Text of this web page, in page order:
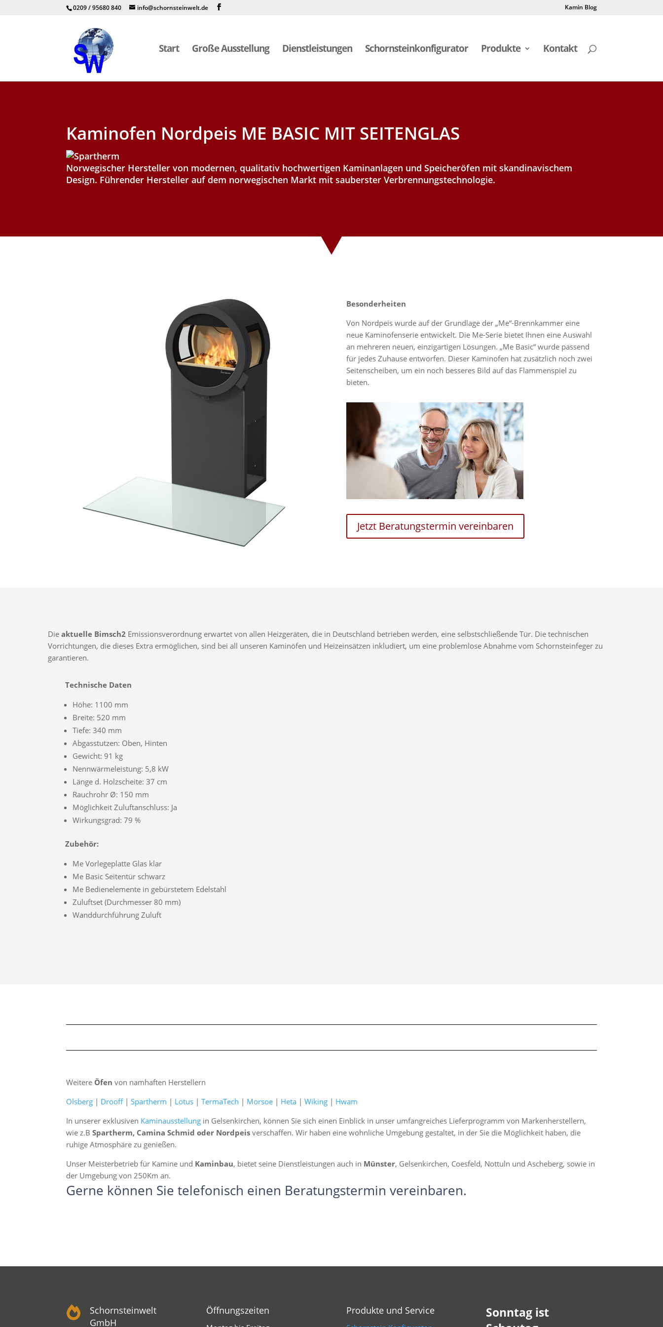
0209 / 95680 840 info@schornsteinwelt.de Kamin Blog
Start Große Ausstellung Dienstleistungen Schornsteinkonfigurator Produkte Kontakt
Kaminofen Nordpeis ME BASIC MIT SEITENGLAS
Norwegischer Hersteller von modernen, qualitativ hochwertigen Kaminanlagen und Speicheröfen mit skandinavischem
Design. Führender Hersteller auf dem norwegischen Markt mit sauberster Verbrennungstechnologie.
Besonderheiten
Von Nordpeis wurde auf der Grundlage der „Me“-Brennkammer eine
neue Kaminofenserie entwickelt. Die Me-Serie bietet Ihnen eine Auswahl
an mehreren neuen, einzigartigen Lösungen. „Me Basic“ wurde passend
für jedes Zuhause entworfen. Dieser Kaminofen hat zusätzlich noch zwei
Seitenscheiben, um ein noch besseres Bild auf das Flammenspiel zu
bieten.
Jetzt Beratungstermin vereinbaren
Die aktuelle Bimsch2 Emissionsverordnung erwartet von allen Heizgeräten, die in Deutschland betrieben werden, eine selbstschließende Tür. Die technischen
Vorrichtungen, die dieses Extra ermöglichen, sind bei all unseren Kaminöfen und Heizeinsätzen inkludiert, um eine problemlose Abnahme vom Schornsteinfeger zu
garantieren.
Technische Daten
Höhe: 1100 mm
Breite: 520 mm
Tiefe: 340 mm
Abgasstutzen: Oben, Hinten
Gewicht: 91 kg
Nennwärmeleistung: 5,8 kW
Länge d. Holzscheite: 37 cm
Rauchrohr Ø: 150 mm
Möglichkeit Zuluftanschluss: Ja
Wirkungsgrad: 79 %
Zubehör:
Me Vorlegeplatte Glas klar
Me Basic Seitentür schwarz
Me Bedienelemente in gebürstetem Edelstahl
Zuluftset (Durchmesser 80 mm)
Wanddurchführung Zuluft
Weitere Öfen von namhaften Herstellern
Olsberg | Drooff|Spartherm | Lotus |TermaTech | Morsoe | Heta |Wiking | Hwam
In unserer exklusiven Kaminausstellung in Gelsenkirchen, können Sie sich einen Einblick in unser umfangreiches Lieferprogramm von Markenherstellern,
wie z.BSpartherm, Camina Schmid oder Nordpeis verschaffen. Wir haben eine wohnliche Umgebung gestaltet, in der Sie die Möglichkeit haben, die
ruhige Atmosphäre zu genießen.
Unser Meisterbetrieb für Kamine und Kaminbau, bietet seine Dienstleistungen auch in Münster, Gelsenkirchen, Coesfeld, Nottuln und Ascheberg, sowie in
der Umgebung von 250Km an.
Gerne können Sie telefonisch einen Beratungstermin vereinbaren.

Schornsteinwelt
GmbH
Öffnungszeiten Produkte und Service
Sonntag ist